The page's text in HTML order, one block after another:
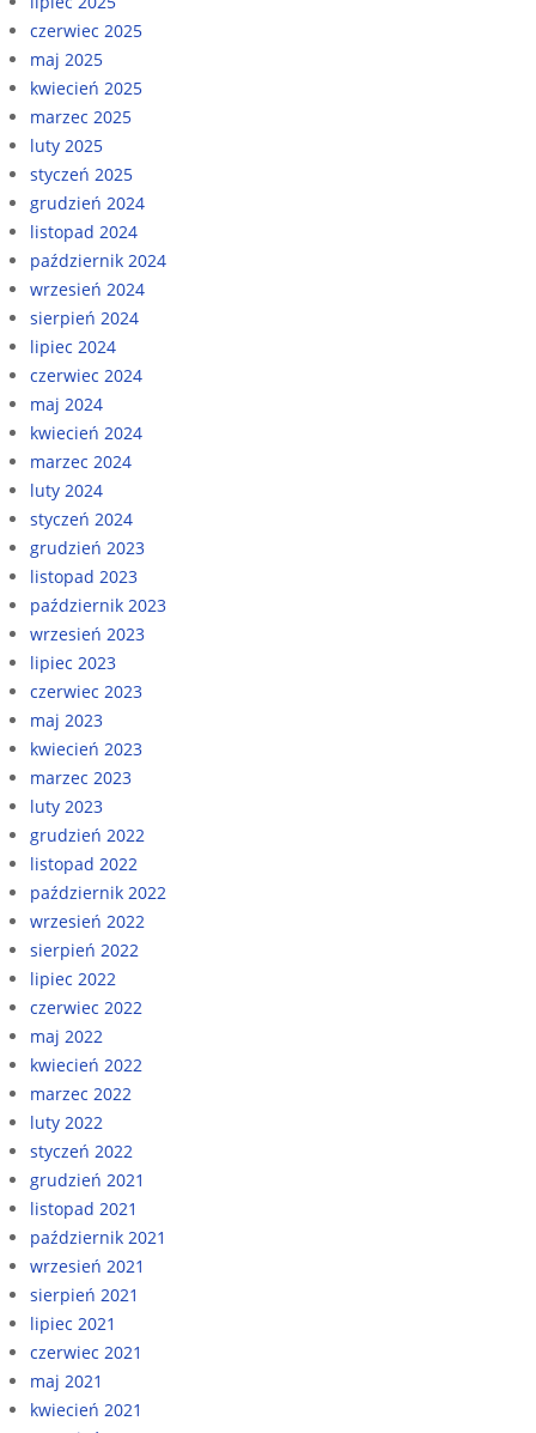
czerwiec 2025
maj 2025
kwiecień 2025
marzec 2025
luty 2025
styczeń 2025
grudzień 2024
listopad 2024
październik 2024
wrzesień 2024
sierpień 2024
lipiec 2024
czerwiec 2024
maj 2024
kwiecień 2024
marzec 2024
luty 2024
styczeń 2024
grudzień 2023
listopad 2023
październik 2023
wrzesień 2023
lipiec 2023
czerwiec 2023
maj 2023
kwiecień 2023
marzec 2023
luty 2023
grudzień 2022
listopad 2022
październik 2022
wrzesień 2022
sierpień 2022
lipiec 2022
czerwiec 2022
maj 2022
kwiecień 2022
marzec 2022
luty 2022
styczeń 2022
grudzień 2021
listopad 2021
październik 2021
wrzesień 2021
sierpień 2021
lipiec 2021
czerwiec 2021
maj 2021
kwiecień 2021